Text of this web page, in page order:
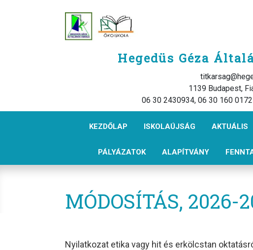
Hegedüs Géza
1139 Budapest,
06 30 2430934, 06 30 160
KEZDŐLAP ISKOLAÚJSÁG AKTUÁLIS
PÁLYÁZATOK ALAPÍTVÁNY
MÓDOSÍTÁS, 2026-
Nyilatkozat etika vagy hit és erkölcstan